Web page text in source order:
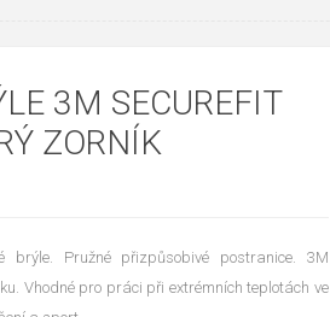
3M SECUREFIT
ZORNÍK
brýle. Pružné přizpůsobivé postranice. 3M
Vhodné pro práci při extrémních teplotách ve